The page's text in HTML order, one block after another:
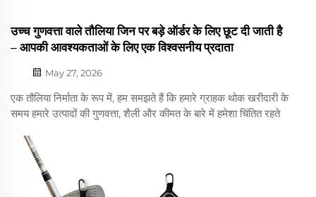
उच्च गुणवत्ता वाले तौलिया जिन पर बड़े ऑर्डर के लिए छूट दी जाती है
– आपकी आवश्यकताओं के लिए एक विश्वसनीय प्रदाता
May 27, 2026
एक तौलिया निर्माता के रूप में, हम समझते हैं कि हमारे ग्राहक थोक खरीदारी के
समय हमारे उत्पादों की गुणवत्ता, शैली और कीमत के बारे में हमेशा चिंतित रहते
जो आपकी कंपनी के लिए रुचि का विषय हो सकते हैं...